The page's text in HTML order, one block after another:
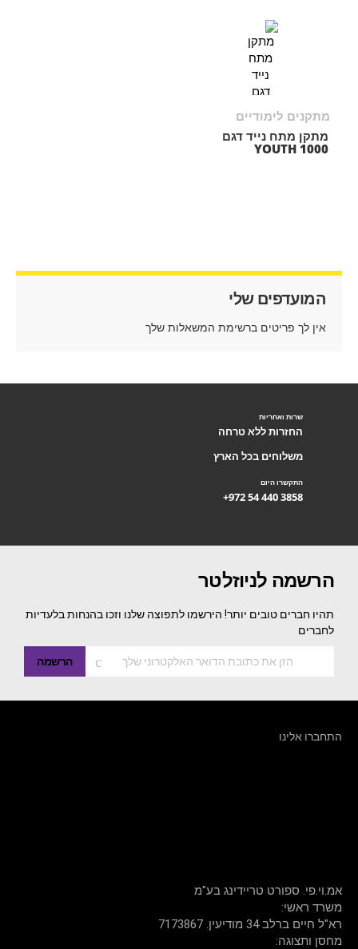
מתקנים לימודיים
מתקן מתח נייד דגם
YOUTH 1000
המועדפים שלי
אין לך פריטים ברשימת המשאלות שלך
שרות ואחריות
החזרות ללא טרחה
משלוחים בכל הארץ
התקשרו היום
+972 54 440 3858
הרשמה לניוזלטר
תהיו חברים טובים יותר! הירשמו לתפוצה שלנו וזכו בהנחות בלעדיות
לחברים
הרשמה
התחברו אלינו
אמ.וי.פי. ספורט טריידינג בע"מ
:משרד ראשי
רא"ל חיים ברלב 34 מודיעין. 7173867
:מחסן ותצוגה